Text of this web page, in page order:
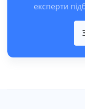
експерти